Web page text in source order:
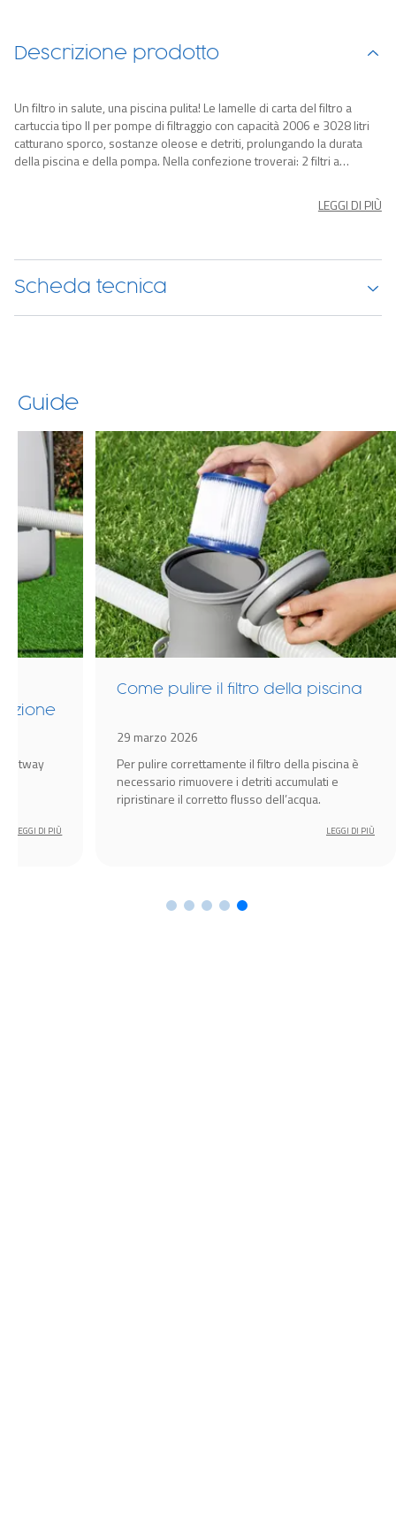
Descrizione prodotto
Un filtro in salute, una piscina pulita! Le lamelle di carta del filtro a
cartuccia tipo II per pompe di filtraggio con capacità 2006 e 3028 litri
catturano sporco, sostanze oleose e detriti, prolungando la durata
della piscina e della pompa. Nella confezione troverai: 2 filtri a
LEGGI DI PIÙ
Scheda tecnica
Guide
LEGGI DI PIÙ
Come pulire il filtro della piscina
29 marzo 2026
Per pulire correttamente il filtro della piscina è
necessario rimuovere i detriti accumulati e
ripristinare il corretto flusso dell’acqua.
LEGGI DI PIÙ